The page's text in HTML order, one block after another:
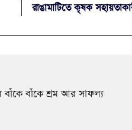
রাঙামাটিতে কৃষক
বাঁকে বাঁকে শ্রম আর সাফল্য